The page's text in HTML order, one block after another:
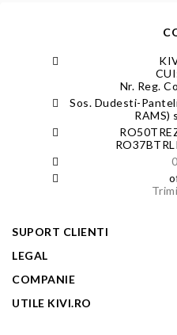
Nr. Reg.
Sos. Dudesti-
RAMS)
SUPORT CLIENTI
LEGAL
COMPANIE
UTILE KIVI.RO